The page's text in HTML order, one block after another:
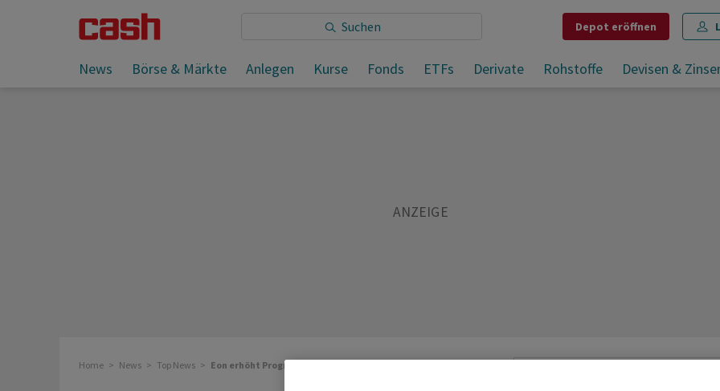
Depot eröffnen
News Börse & Märkte Anlegen Kurse Fonds ETFs Derivate Rohstoffe Devisen &
Sie lesen: Eon erhöht Prognose - Aktie gefragt
Teilen Merken Drucken Kommentare
Home News Top News Eon erhöht Prognose - Aktie gefragt